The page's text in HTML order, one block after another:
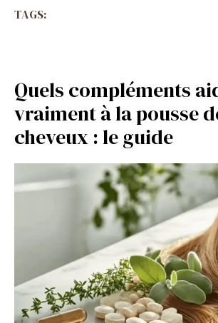
TAGS:
Quels compléments
vraiment à la pousse
cheveux : le guide